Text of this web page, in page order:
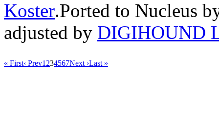
Koster.Ported to Nucleus
adjusted by DIGIHOUND
« First‹ Prev1 234567Next ›Last »